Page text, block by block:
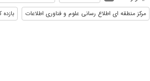
مركز منطقه اي اطلاع رساني علوم و فناوري اطلاعات